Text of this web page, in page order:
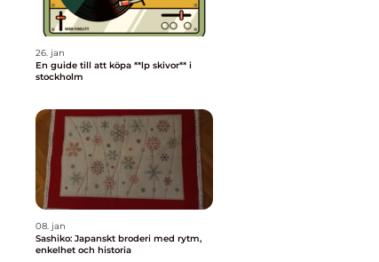
26. jan
En guide till att köpa **lp skivor** i
stockholm
08. jan
Sashiko: Japanskt broderi med rytm,
enkelhet och historia